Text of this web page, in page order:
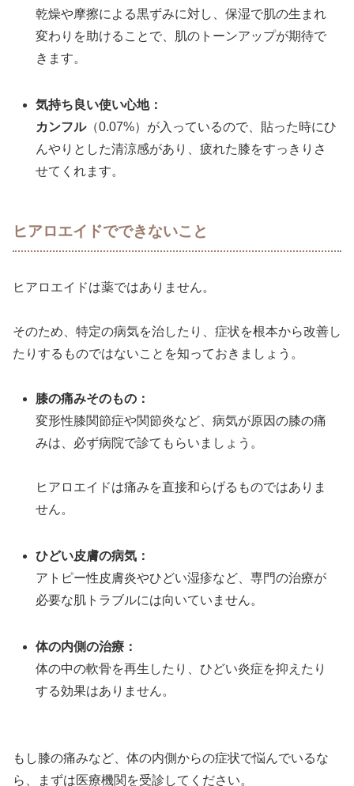
乾燥や摩擦による黒ずみに対し、保湿で肌の生まれ
変わりを助けることで、肌のトーンアップが期待で
きます。
気持ち良い使い心地：
カンフル（0.07%）が入っているので、貼った時にひ
んやりとした清涼感があり、疲れた膝をすっきりさ
せてくれます。
ヒアロエイドでできないこと
ヒアロエイドは薬ではありません。
そのため、特定の病気を治したり、症状を根本から改善し
たりするものではないことを知っておきましょう。
膝の痛みそのもの：
変形性膝関節症や関節炎など、病気が原因の膝の痛
みは、必ず病院で診てもらいましょう。
ヒアロエイドは痛みを直接和らげるものではありま
せん。
ひどい皮膚の病気：
アトピー性皮膚炎やひどい湿疹など、専門の治療が
必要な肌トラブルには向いていません。
体の内側の治療：
体の中の軟骨を再生したり、ひどい炎症を抑えたり
する効果はありません。
もし膝の痛みなど、体の内側からの症状で悩んでいるな
ら、まずは医療機関を受診してください。